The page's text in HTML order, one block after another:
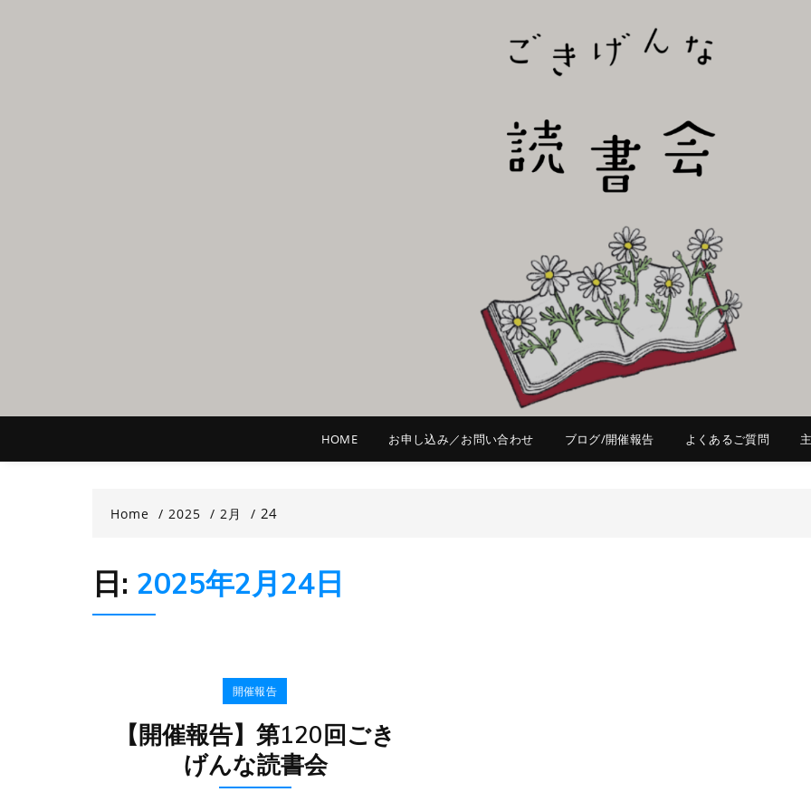
ごき
HOME お申し込み／お問い合わせ ブログ/開催報告 よくあるご質問
Home 2025 2月 24
日: 2025年2月24日
開催報告
【開催報告】第120回ごき
げんな読書会